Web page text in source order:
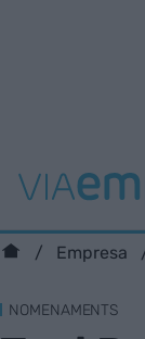
Empresa
NOMENAMENTS